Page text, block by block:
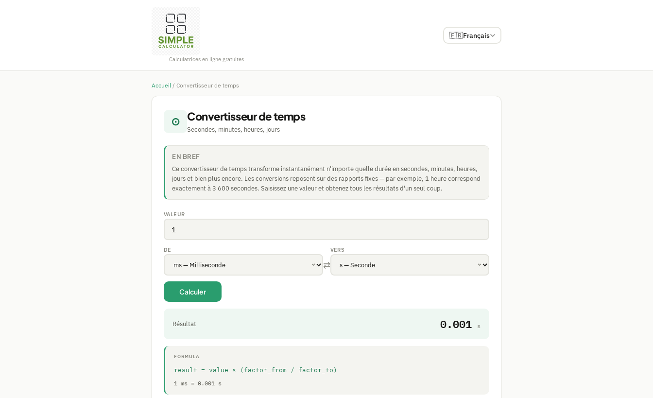
Calculatrices en ligne gratuites
🇫🇷Français
Accueil / Convertisseur de temps
⊙ Convertisseur de temps
Secondes, minutes, heures, jours
EN BREF
Ce convertisseur de temps transforme instantanément n'importe quelle durée en secondes, minutes, heures,
jours et bien plus encore. Les conversions reposent sur des rapports fixes — par exemple, 1 heure correspond
exactement à 3 600 secondes. Saisissez une valeur et obtenez tous les résultats d'un seul coup.
VALEUR
DE
⇄
VERS
Calculer
Résultat 0.001 s
FORMULA
result = value × (factor_from / factor_to)
1 ms = 0.001 s